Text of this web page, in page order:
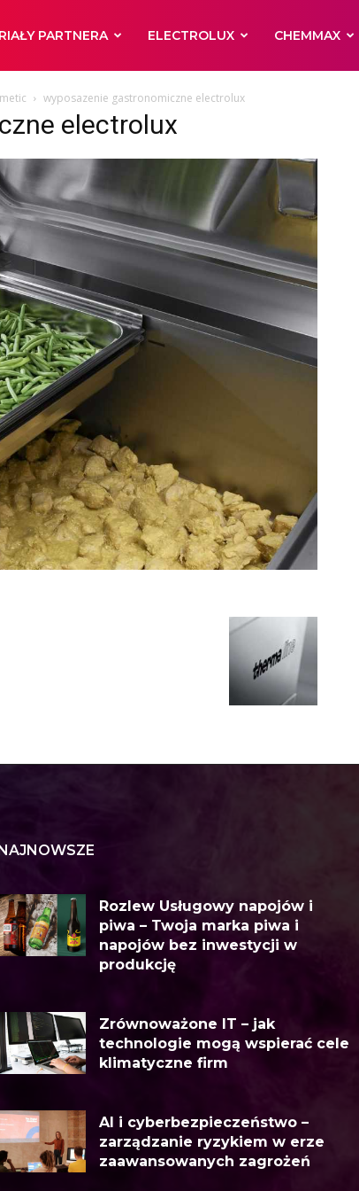
PARTNERA ELECTROLUX CHEMMAX
wyposazenie gastronomiczne electrolux
electrolux
Rozlew Usługowy napojów i
piwa – Twoja marka piwa i
napojów bez inwestycji w
produkcję
Zrównoważone IT – jak
technologie mogą wspierać cele
klimatyczne firm
AI i cyberbezpieczeństwo –
zarządzanie ryzykiem w erze
zaawansowanych zagrożeń